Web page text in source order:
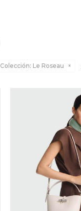
Colección: Le Roseau